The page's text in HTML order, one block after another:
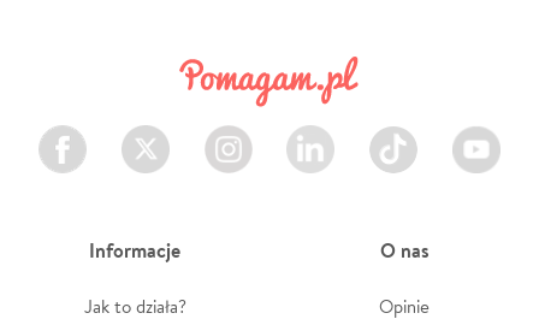
Facebook Twitter Instagram LinkedIn TikTok Youtube
Informacje
Jak to działa?
O nas
Opinie